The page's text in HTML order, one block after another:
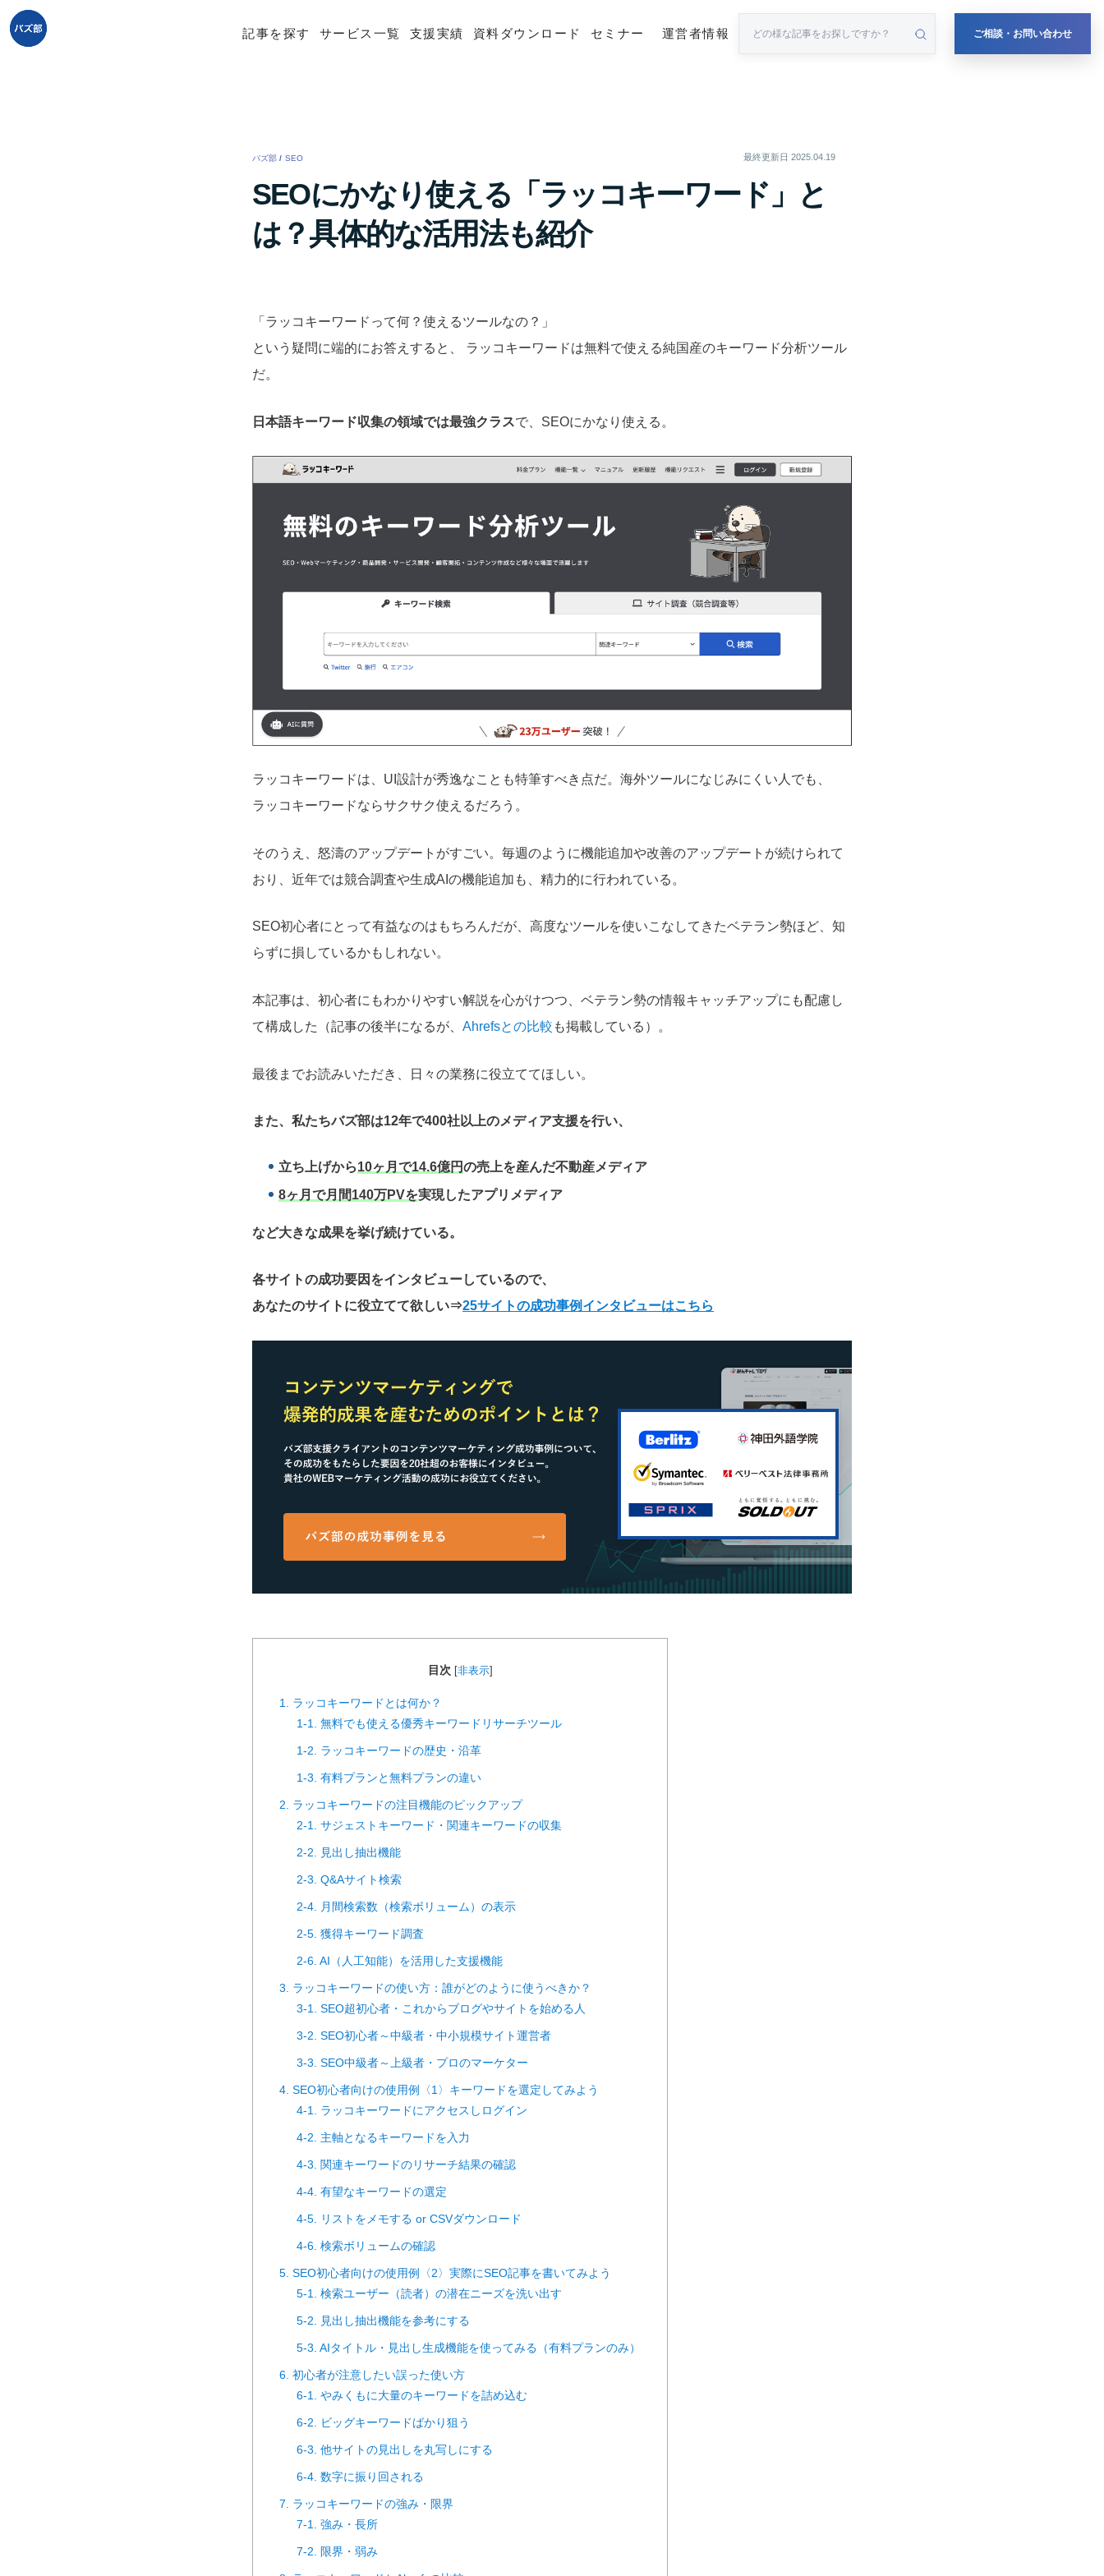
記事を探す サービス一覧 支援実績 資料ダウンロード セミナー 運営者情報 ご相談・お問い合わせ
バズ部 / SEO 最終更新日 2025.04.19
SEOにかなり使える「ラッコキーワード」と
は？具体的な活用法も紹介
「ラッコキーワードって何？使えるツールなの？」
という疑問に端的にお答えすると、 ラッコキーワードは無料で使える純国産のキーワード分析ツール
だ。
日本語キーワード収集の領域では最強クラスで、SEOにかなり使える。
ラッコキーワードは、UI設計が秀逸なことも特筆すべき点だ。海外ツールになじみにくい人でも、
ラッコキーワードならサクサク使えるだろう。
そのうえ、怒濤のアップデートがすごい。毎週のように機能追加や改善のアップデートが続けられて
おり、近年では競合調査や生成AIの機能追加も、精力的に行われている。
SEO初心者にとって有益なのはもちろんだが、高度なツールを使いこなしてきたベテラン勢ほど、知
らずに損しているかもしれない。
本記事は、初心者にもわかりやすい解説を心がけつつ、ベテラン勢の情報キャッチアップにも配慮し
て構成した（記事の後半になるが、 Ahrefsとの比較 も掲載している）。
最後までお読みいただき、日々の業務に役立ててほしい。
また、私たちバズ部は12年で400社以上のメディア支援を行い、
立ち上げから10ヶ月で14.6億円の売上を産んだ不動産メディア
8ヶ月で月間140万PVを実現したアプリメディア
など大きな成果を挙げ続けている。
各サイトの成功要因をインタビューしているので、
あなたのサイトに役立てて欲しい⇒25サイトの成功事例インタビューはこちら
目次 [非表示]
1. ラッコキーワードとは何か？
1-1. 無料でも使える優秀キーワードリサーチツール
1-2. ラッコキーワードの歴史・沿革
1-3. 有料プランと無料プランの違い
2. ラッコキーワードの注目機能のピックアップ
2-1. サジェストキーワード・関連キーワードの収集
2-2. 見出し抽出機能
2-3. Q&Aサイト検索
2-4. 月間検索数（検索ボリューム）の表示
2-5. 獲得キーワード調査
2-6. AI（人工知能）を活用した支援機能
3. ラッコキーワードの使い方：誰がどのように使うべきか？
3-1. SEO超初心者・これからブログやサイトを始める人
3-2. SEO初心者～中級者・中小規模サイト運営者
3-3. SEO中級者～上級者・プロのマーケター
4. SEO初心者向けの使用例〈1〉キーワードを選定してみよう
4-1. ラッコキーワードにアクセスしログイン
4-2. 主軸となるキーワードを入力
4-3. 関連キーワードのリサーチ結果の確認
4-4. 有望なキーワードの選定
4-5. リストをメモする or CSVダウンロード
4-6. 検索ボリュームの確認
5. SEO初心者向けの使用例〈2〉実際にSEO記事を書いてみよう
5-1. 検索ユーザー（読者）の潜在ニーズを洗い出す
5-2. 見出し抽出機能を参考にする
5-3. AIタイトル・見出し生成機能を使ってみる（有料プランのみ）
6. 初心者が注意したい誤った使い方
6-1. やみくもに大量のキーワードを詰め込む
6-2. ビッグキーワードばかり狙う
6-3. 他サイトの見出しを丸写しにする
6-4. 数字に振り回される
7. ラッコキーワードの強み・限界
7-1. 強み・長所
7-2. 限界・弱み